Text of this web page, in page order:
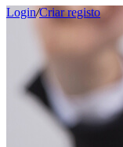
Login/Criar registo